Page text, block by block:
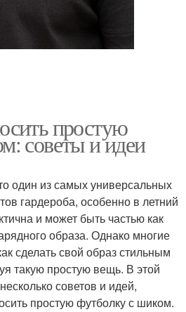
простую
советы и идеи
один из самых универсальных
гардероба, особенно в летний
и может быть частью как
образа. Однако многие
сделать свой образ стильным
такую простую вещь. В этой
советов и идей,
простую футболку с шиком.